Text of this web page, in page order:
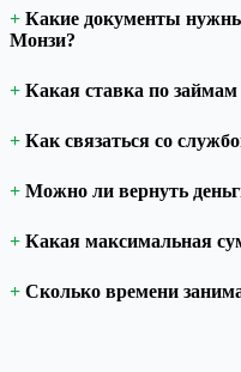
Какие документы
Монзи?
Какая ставка по займам
Как связаться со
Можно ли вернуть
Какая максимальная
Сколько времени